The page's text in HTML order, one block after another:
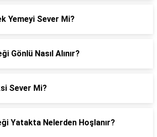
Yemeyi Sever Mi?
Gönlü Nasıl Alınır?
Sever Mi?
Yatakta Nelerden Hoşlanır?